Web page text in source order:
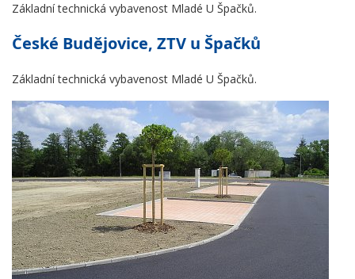
Základní technická vybavenost Mladé U Špačků.
České Budějovice, ZTV u Špačků
Základní technická vybavenost Mladé U Špačků.